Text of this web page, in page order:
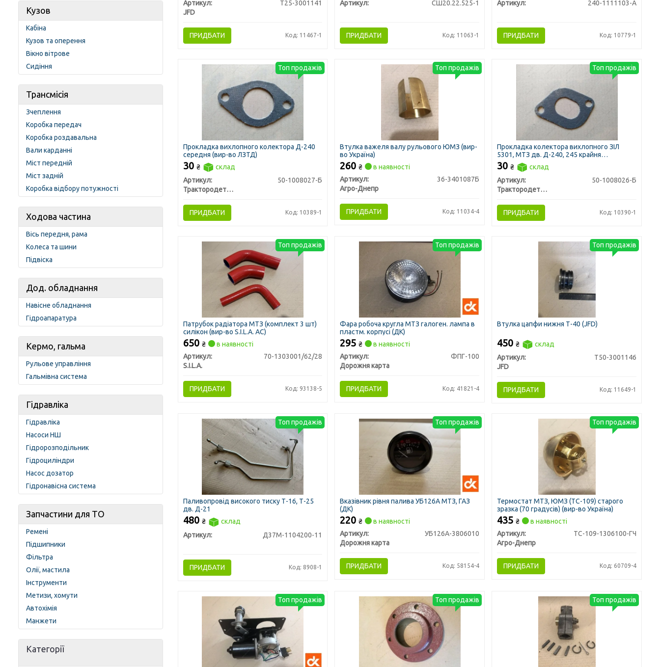
Кузов
Кабіна
Кузов та оперення
Вікно вітрове
Сидіння
Трансмісія
Зчеплення
Коробка передач
Коробка роздавальна
Вали карданні
Міст передній
Міст задній
Коробка відбору потужності
Ходова частина
Вісь передня, рама
Колеса та шини
Підвіска
Дод. обладнання
Навісне обладнання
Гідроапаратура
Кермо, гальма
Рульове управління
Гальмівна система
Гідравліка
Гідравліка
Насоси НШ
Гідророзподільник
Гідроциліндри
Насос дозатор
Гідронавісна система
Запчастини для ТО
Ремені
Підшипники
Фільтра
Олії, мастила
Інструменти
Метизи, хомути
Автохімія
Манжети
Категорії
Артикул:
Т25-3001141
JFD
ПРИДБАТИ Код: 11467-1
Артикул:
СШ20.22.525-1
ПРИДБАТИ Код: 11063-1
Артикул:
240-1111103-А
ПРИДБАТИ Код: 10779-1
Прокладка вихлопного колектора Д-240
середня (вир-во ЛЗТД)
30 ₴
склад
Артикул:
50-1008027-Б
Трактородеталь г. Лозовая
ПРИДБАТИ Код: 10389-1
Топ продажів
Втулка важеля валу рульового ЮМЗ (вир-
во Україна)
260₴
в наявності
Артикул:
36-3401087Б
Агро-Днепр
ПРИДБАТИ Код: 11034-4
Топ продажів
Прокладка колектора вихлопного ЗІЛ
5301, МТЗ дв. Д-240, 245 крайня
безазбестова (вир-во ЛЗТД)
30₴
склад
Артикул:
50-1008026-Б
Трактородеталь г. Лозовая
ПРИДБАТИ Код: 10390-1
Топ продажів
Патрубок радіатора МТЗ (комплект 3 шт)
силікон (вир-во S.I.L.A. AC)
650 ₴
в наявності
Артикул:
70-1303001/62/28
S.I.L.A.
ПРИДБАТИ Код: 93138-5
Топ продажів
Фара робоча кругла МТЗ галоген. лампа в
пластм. корпусі (ДК)
295₴
в наявності
Артикул:
ФПГ-100
Дорожня карта
ПРИДБАТИ Код: 41821-4
Топ продажів
Втулка цапфи нижня Т-40 (JFD)
450₴
склад
Артикул:
Т50-3001146
JFD
ПРИДБАТИ Код: 11649-1
Топ продажів
Паливопровід високого тиску Т-16, Т-25
дв. Д-21
480 ₴
склад
Артикул:
Д37М-1104200-11
ПРИДБАТИ Код: 8908-1
Топ продажів
Вказівник рівня палива УБ126А МТЗ, ГАЗ
(ДК)
220₴
в наявності
Артикул:
УБ126А-3806010
Дорожня карта
ПРИДБАТИ Код: 58154-4
Топ продажів
Термостат МТЗ, ЮМЗ (ТС-109) старого
зразка (70 градусів) (вир-во Україна)
435₴
в наявності
Артикул:
ТС-109-1306100-ГЧ
Агро-Днепр
ПРИДБАТИ Код: 60709-4
Топ продажів
Топ продажів Топ продажів Топ продажів